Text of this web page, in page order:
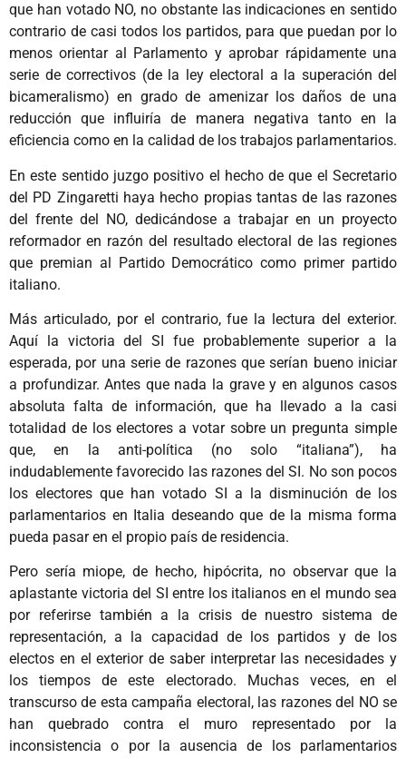
que han votado NO, no obstante las indicaciones en sentido
contrario de casi todos los partidos, para que puedan por lo
menos orientar al Parlamento y aprobar rápidamente una
serie de correctivos (de la ley electoral a la superación del
bicameralismo) en grado de amenizar los daños de una
reducción que influiría de manera negativa tanto en la
eficiencia como en la calidad de los trabajos parlamentarios.
En este sentido juzgo positivo el hecho de que el Secretario
del PD Zingaretti haya hecho propias tantas de las razones
del frente del NO, dedicándose a trabajar en un proyecto
reformador en razón del resultado electoral de las regiones
que premian al Partido Democrático como primer partido
italiano.
Más articulado, por el contrario, fue la lectura del exterior.
Aquí la victoria del SI fue probablemente superior a la
esperada, por una serie de razones que serían bueno iniciar
a profundizar. Antes que nada la grave y en algunos casos
absoluta falta de información, que ha llevado a la casi
totalidad de los electores a votar sobre un pregunta simple
que, en la anti-política (no solo “italiana”), ha
indudablemente favorecido las razones del SI. No son pocos
los electores que han votado SI a la disminución de los
parlamentarios en Italia deseando que de la misma forma
pueda pasar en el propio país de residencia.
Pero sería miope, de hecho, hipócrita, no observar que la
aplastante victoria del SI entre los italianos en el mundo sea
por referirse también a la crisis de nuestro sistema de
representación, a la capacidad de los partidos y de los
electos en el exterior de saber interpretar las necesidades y
los tiempos de este electorado. Muchas veces, en el
transcurso de esta campaña electoral, las razones del NO se
han quebrado contra el muro representado por la
inconsistencia o por la ausencia de los parlamentarios